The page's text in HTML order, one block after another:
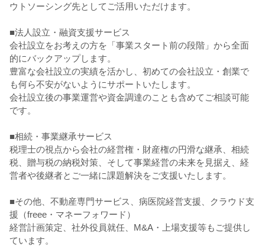
ウトソーシング先としてご活用いただけます。
■法人設立・融資支援サービス
会社設立をお考えの方を「事業スタート前の段階」から全面
的にバックアップします。
豊富な会社設立の実績を活かし、初めての会社設立・創業で
も何ら不安がないようにサポートいたします。
会社設立後の事業運営や資金調達のことも含めてご相談可能
です。
■相続・事業継承サービス
税理士の視点から会社の経営権・財産権の円滑な継承、相続
税、贈与税の納税対策、そして事業経営の未来を見据え、経
営者や後継者とご一緒に課題解決をご支援いたします。
■その他、不動産専門サービス、病医院経営支援、クラウド支
援（freee・マネーフォワード）
経営計画策定、社外役員就任、M&A・上場支援等もご提供し
ています。